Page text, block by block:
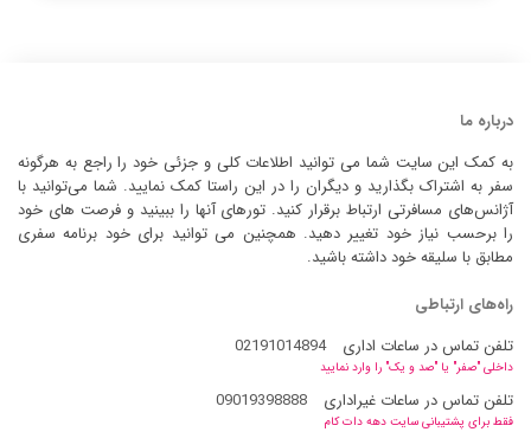
درباره ما
به کمک این سایت شما می توانید اطلاعات کلی و جزئی خود را راجع به هرگونه
سفر به اشتراک بگذارید و دیگران را در این راستا کمک نمایید. شما می‌توانید با
آژانس‌های مسافرتی ارتباط برقرار کنید. تورهای آنها را ببینید و فرصت های خود
را برحسب نیاز خود تغییر دهید. همچنین می توانید برای خود برنامه سفری
مطابق با سلیقه خود داشته باشید.
راه‌های ارتباطی
تلفن تماس در ساعات اداری
02191014894
داخلی "صفر" یا "صد و یک" را وارد نمایید
تلفن تماس در ساعات غیراداری 09019398888
فقط برای پشتیبانی سایت دهه دات کام